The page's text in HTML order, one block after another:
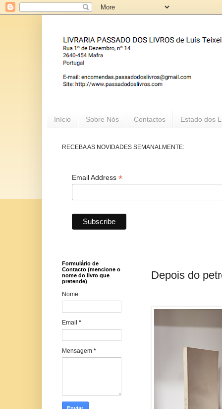
Início Sobre Nós Contactos Estado dos
RECEBA AS NOVIDADES SEMANALMENTE:
Email Address *
Depois do
Formulário de
Contacto (mencione o
nome do livro que
pretende)
Nome
Email *
Mensagem *